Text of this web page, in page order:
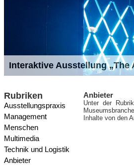
Interaktive Ausstellung
Rubriken
Ausstellungspraxis
Management
Menschen
Multimedia
Technik und Logistik
Anbieter
Anbieter
Unter der
Inhalte von den